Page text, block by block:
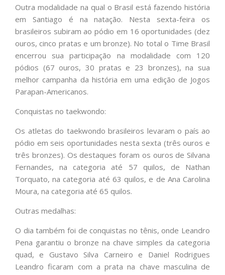
Outra modalidade na qual o Brasil está fazendo história
em Santiago é na natação. Nesta sexta-feira os
brasileiros subiram ao pódio em 16 oportunidades (dez
ouros, cinco pratas e um bronze). No total o Time Brasil
encerrou sua participação na modalidade com 120
pódios (67 ouros, 30 pratas e 23 bronzes), na sua
melhor campanha da história em uma edição de Jogos
Parapan-Americanos.
Conquistas no taekwondo:
Os atletas do taekwondo brasileiros levaram o país ao
pódio em seis oportunidades nesta sexta (três ouros e
três bronzes). Os destaques foram os ouros de Silvana
Fernandes, na categoria até 57 quilos, de Nathan
Torquato, na categoria até 63 quilos, e de Ana Carolina
Moura, na categoria até 65 quilos.
Outras medalhas:
O dia também foi de conquistas no tênis, onde Leandro
Pena garantiu o bronze na chave simples da categoria
quad, e Gustavo Silva Carneiro e Daniel Rodrigues
Leandro ficaram com a prata na chave masculina de